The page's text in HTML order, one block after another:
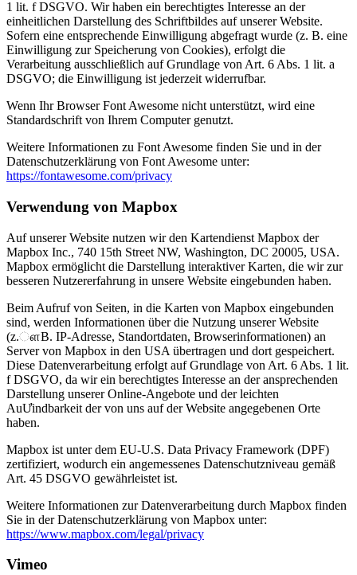
1 lit. f DSGVO. Wir haben ein berechtigtes Interesse an der
einheitlichen Darstellung des Schriftbildes auf unserer Website.
Sofern eine entsprechende Einwilligung abgefragt wurde (z. B. eine
Einwilligung zur Speicherung von Cookies), erfolgt die
Verarbeitung ausschließlich auf Grundlage von Art. 6 Abs. 1 lit. a
DSGVO; die Einwilligung ist jederzeit widerrufbar.
Wenn Ihr Browser Font Awesome nicht unterstützt, wird eine
Standardschrift von Ihrem Computer genutzt.
Weitere Informationen zu Font Awesome finden Sie und in der
Datenschutzerklärung von Font Awesome unter:
https://fontawesome.com/privacy
Verwendung von Mapbox
Auf unserer Website nutzen wir den Kartendienst Mapbox der
Mapbox Inc., 740 15th Street NW, Washington, DC 20005, USA.
Mapbox ermöglicht die Darstellung interaktiver Karten, die wir zur
besseren Nutzererfahrung in unsere Website eingebunden haben.
Beim Aufruf von Seiten, in die Karten von Mapbox eingebunden
sind, werden Informationen über die Nutzung unserer Website
(z.ௗB. IP-Adresse, Standortdaten, Browserinformationen) an
Server von Mapbox in den USA übertragen und dort gespeichert.
Diese Datenverarbeitung erfolgt auf Grundlage von Art. 6 Abs. 1 lit.
f DSGVO, da wir ein berechtigtes Interesse an der ansprechenden
Darstellung unserer Online-Angebote und der leichten
AuƯindbarkeit der von uns auf der Website angegebenen Orte
haben.
Mapbox ist unter dem EU-U.S. Data Privacy Framework (DPF)
zertifiziert, wodurch ein angemessenes Datenschutzniveau gemäß
Art. 45 DSGVO gewährleistet ist.
Weitere Informationen zur Datenverarbeitung durch Mapbox finden
Sie in der Datenschutzerklärung von Mapbox unter:
https://www.mapbox.com/legal/privacy
Vimeo